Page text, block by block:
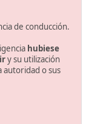
de conducción.
hubiese
y su utilización
autoridad o sus